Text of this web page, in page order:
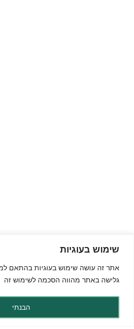
שימוש בעוגיות
אתר זה עושה שימוש בעוגיות בהתאם ל
גלישה באתר מהווה הסכמה לשימוש זה
הבנתי